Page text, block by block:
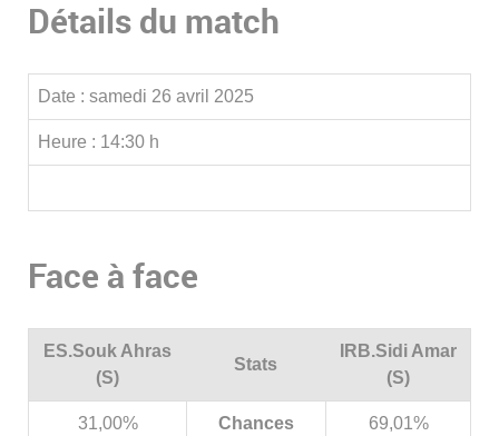
Détails du match
Date : samedi 26 avril 2025
Heure : 14:30 h
Face à face
ES.Souk Ahras
(S)
Stats
IRB.Sidi Amar
(S)
31,00% Chances 69,01%